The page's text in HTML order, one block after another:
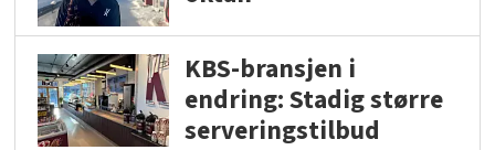
KBS-bransjen i
endring: Stadig større
serveringstilbud